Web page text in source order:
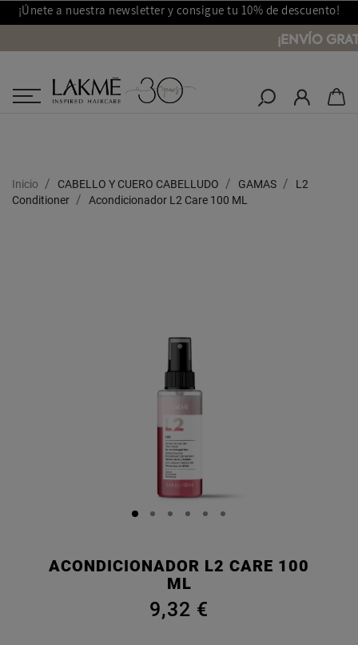
¡Únete a nuestra newsletter y consigue tu 10% de descuento!
¡ENVÍO
Salones Lakmé
Inicio CABELLO Y CUERO CABELLUDO GAMAS
L2
Conditioner
Acondicionador L2 Care 100 ML
ACONDICIONADOR L2 CARE 100
ML
9,32 €